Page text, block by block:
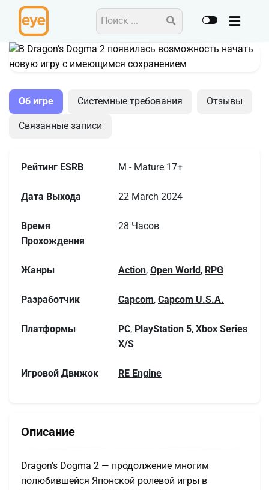
Action RPG
Об игре Системные требования Отзывы
Связанные записи
Рейтинг ESRB M - Mature 17+
Дата Выхода 22 March 2024
Время
Прохождения
28 Часов
Жанры Action, Open World , RPG
Разработчик Capcom, Capcom U.S.A.
Платформы PC, PlayStation 5, Xbox Series
X/S
Игровой Движок RE Engine
Описание
Dragon’s Dogma 2 — продолжение многим
полюбившейся Японской ролевой игры в